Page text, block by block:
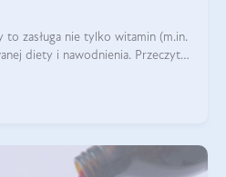
to zasługa nie tylko witamin (m.in.
diety i nawodnienia. Przeczytaj